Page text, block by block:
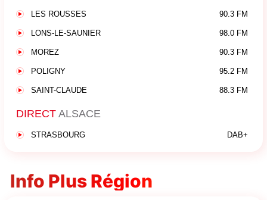
LES ROUSSES 90.3 FM
LONS-LE-SAUNIER 98.0 FM
MOREZ 90.3 FM
POLIGNY 95.2 FM
SAINT-CLAUDE 88.3 FM
DIRECT ALSACE
STRASBOURG DAB+
Info Plus Région